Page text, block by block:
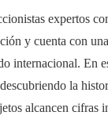
expertos
y cuenta con
internacional. En
la
alcancen cifras